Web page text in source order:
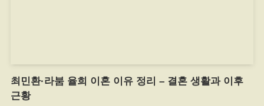
최민환·라붐 율희 이혼 이유 정리 – 결혼 생활과 이후
근황